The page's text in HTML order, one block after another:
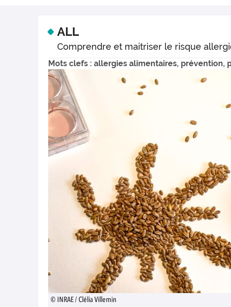
ALL
Comprendre et maitriser le risque
Mots clefs : allergies alimentaires, prévention,
© INRAE / Clélia Villemin